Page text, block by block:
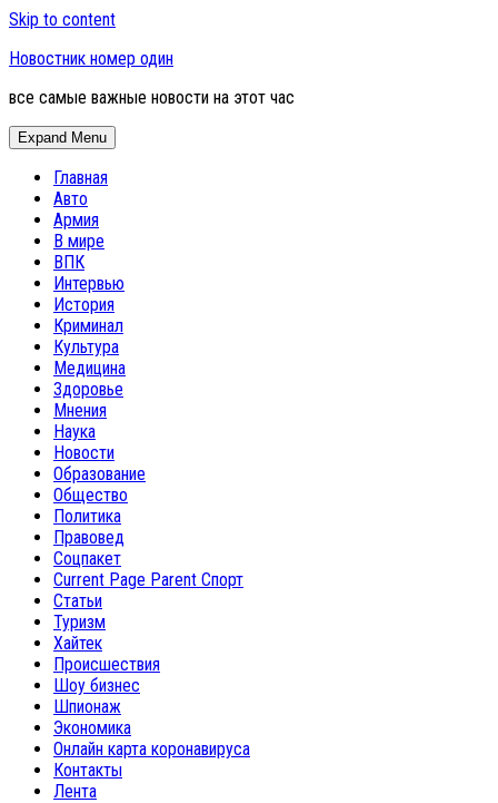
Skip to content
Новостник номер один
все самые важные новости на этот час
Expand Menu
Главная
Авто
Армия
В мире
ВПК
Интервью
История
Криминал
Культура
Медицина
Здоровье
Мнения
Наука
Новости
Образование
Общество
Политика
Правовед
Соцпакет
Current Page Parent Спорт
Статьи
Туризм
Хайтек
Происшествия
Шоу бизнес
Шпионаж
Экономика
Онлайн карта коронавируса
Контакты
Лента